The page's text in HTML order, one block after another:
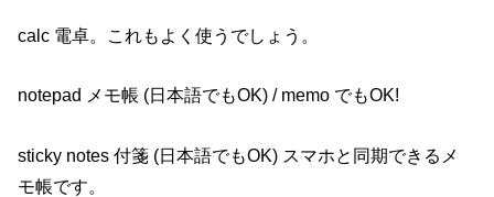
calc 電卓。これもよく使うでしょう。
notepad メモ帳 (日本語でもOK) / memo でもOK!
sticky notes 付箋 (日本語でもOK) スマホと同期できるメ
モ帳です。